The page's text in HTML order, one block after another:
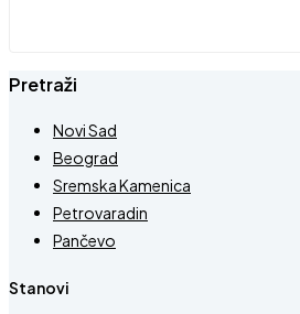
Pretraži
Novi Sad
Beograd
Sremska Kamenica
Petrovaradin
Pančevo
Stanovi